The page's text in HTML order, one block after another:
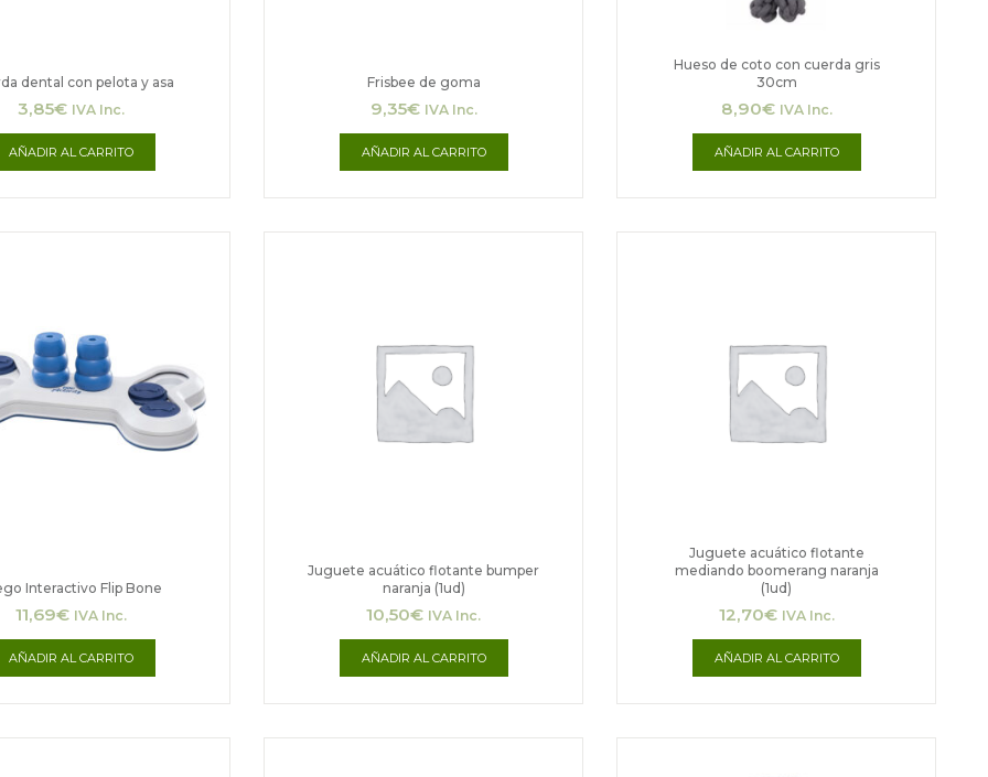
dental con pelota y asa
3,85€ IVA Inc.
AÑADIR AL CARRITO
Frisbee de goma
9,35€ IVA Inc.
AÑADIR AL CARRITO
Hueso de coto con cuerda gris
30cm
8,90€ IVA Inc.
AÑADIR AL CARRITO
Interactivo Flip Bone
11,69€ IVA Inc.
AÑADIR AL CARRITO
Juguete acuático flotante bumper
naranja (1ud)
10,50€ IVA Inc.
AÑADIR AL CARRITO
Juguete acuático flotante
mediando boomerang naranja
(1ud)
12,70€ IVA Inc.
AÑADIR AL CARRITO